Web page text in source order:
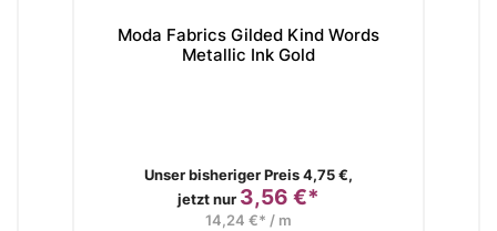
Moda Fabrics Gilded Kind Words
Metallic Ink Gold
Verkaufspreis
Unser bisheriger Preis 4,75 €,
jetzt nur Preis
3,56 €*
14,24 €* / m